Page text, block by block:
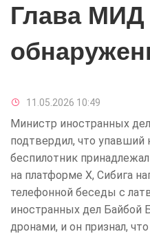
Глава МИД
11.05.2026 10:49
Министр иностранных
подтвердил, что
беспилотник
на платформе X, Сибига
телефонной беседы с
иностранных дел Байбой
дронами, и он признал,